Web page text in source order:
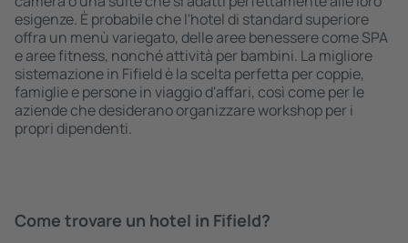
esigenze. È probabile che l'hotel di standard superiore
offra un menù variegato, delle aree benessere come SPA
e aree fitness, nonché attività per bambini. La migliore
sistemazione in Fifield è la scelta perfetta per coppie,
famiglie e persone in viaggio d'affari, così come per le
aziende che desiderano organizzare workshop per i
propri dipendenti.
Come trovare un hotel in Fifield?